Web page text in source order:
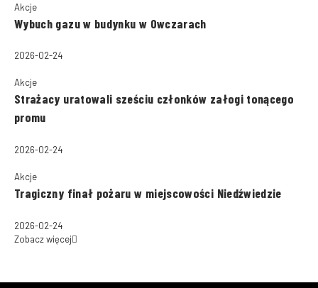
Akcje
Wybuch gazu w budynku w Owczarach
2026-02-24
Akcje
Strażacy uratowali sześciu członków załogi tonącego
promu
2026-02-24
Akcje
Tragiczny finał pożaru w miejscowości Niedźwiedzie
2026-02-24
Zobacz więcej